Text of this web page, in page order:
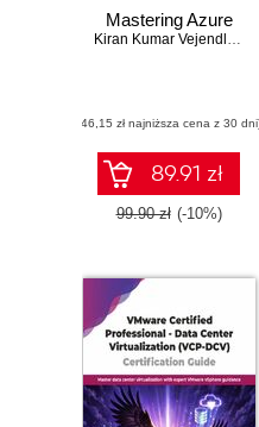
Mastering Azure
Kiran Kumar Vejendla,
(46,15 zł najniższa cena z 30
89.91 zł
99.90 zł (-10%)